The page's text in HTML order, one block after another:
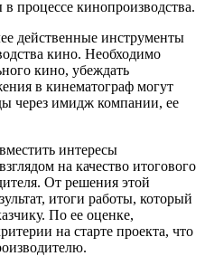
процессе кинопроизводства.
действенные инструменты
кино. Необходимо
кино, убеждать
в кинематограф могут
через имидж компании, ее
интересы
на качество итогового
От решения этой
итоги работы, который
По ее оценке,
на старте проекта, что